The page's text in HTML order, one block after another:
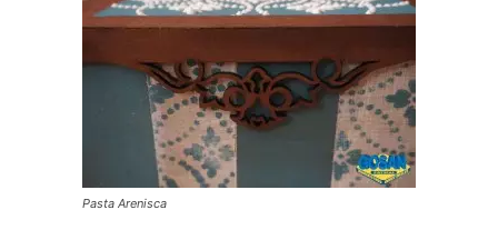
Pasta Arenisca